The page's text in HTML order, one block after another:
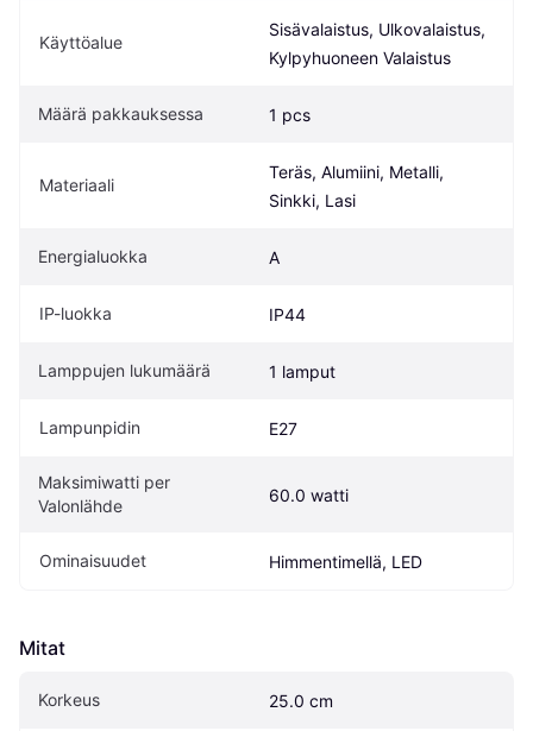
Käyttöalue
Sisävalaistus, Ulkovalaistus,
Kylpyhuoneen Valaistus
Määrä pakkauksessa 1 pcs
Materiaali
Teräs, Alumiini, Metalli,
Sinkki, Lasi
Energialuokka A
IP-luokka IP44
Lamppujen lukumäärä 1 lamput
Lampunpidin E27
Maksimiwatti per
Valonlähde
60.0 watti
Ominaisuudet Himmentimellä, LED
Mitat
Korkeus 25.0 cm